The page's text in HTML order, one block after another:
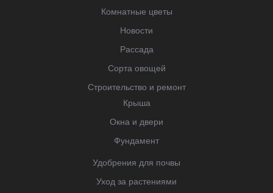
Комнатные цветы
Новости
Рассада
Сорта овощей
Строительство и ремонт
Крыша
Окна и двери
Фундамент
Удобрения для почвы
Уход за растениями